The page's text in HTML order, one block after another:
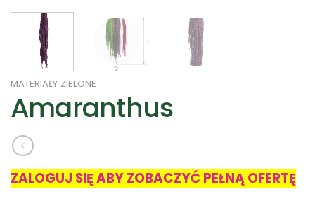
MATERIAŁY ZIELONE
Amaranthus
ZALOGUJ SIĘ ABY ZOBACZYĆ PEŁNĄ OFERTĘ